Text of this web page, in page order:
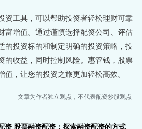
资工具，可以帮助投资者轻松理财可靠
富增值。通过谨慎选择配资公司、评估
的投资标的和制定明确的投资策略，投
的收益，同时控制风险。惠管钱，股票
，让您的投资之旅更加轻松高效。
文章为作者独立观点，不代表配资炒股观点
资 股票融资配资：探索融资配资的方式